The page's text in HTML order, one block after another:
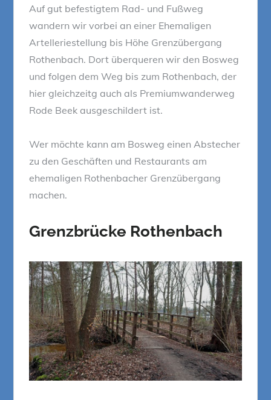
Auf gut befestigtem Rad- und Fußweg
wandern wir vorbei an einer Ehemaligen
Artelleriestellung bis Höhe Grenzübergang
Rothenbach. Dort überqueren wir den Bosweg
und folgen dem Weg bis zum Rothenbach, der
hier gleichzeitg auch als Premiumwanderweg
Rode Beek ausgeschildert ist.
Wer möchte kann am Bosweg einen Abstecher
zu den Geschäften und Restaurants am
ehemaligen Rothenbacher Grenzübergang
machen.
Grenzbrücke Rothenbach